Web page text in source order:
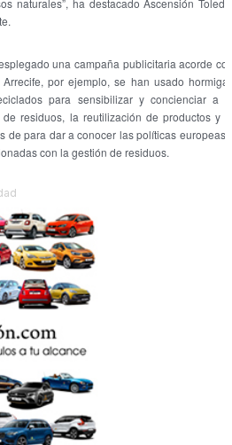
naturales”, ha destacado Ascensión
una campaña publicitaria acorde
por ejemplo, se han usado
para sensibilizar y concienciar a
residuos, la reutilización de productos y
de para dar a conocer las políticas europeas
con la gestión de residuos.